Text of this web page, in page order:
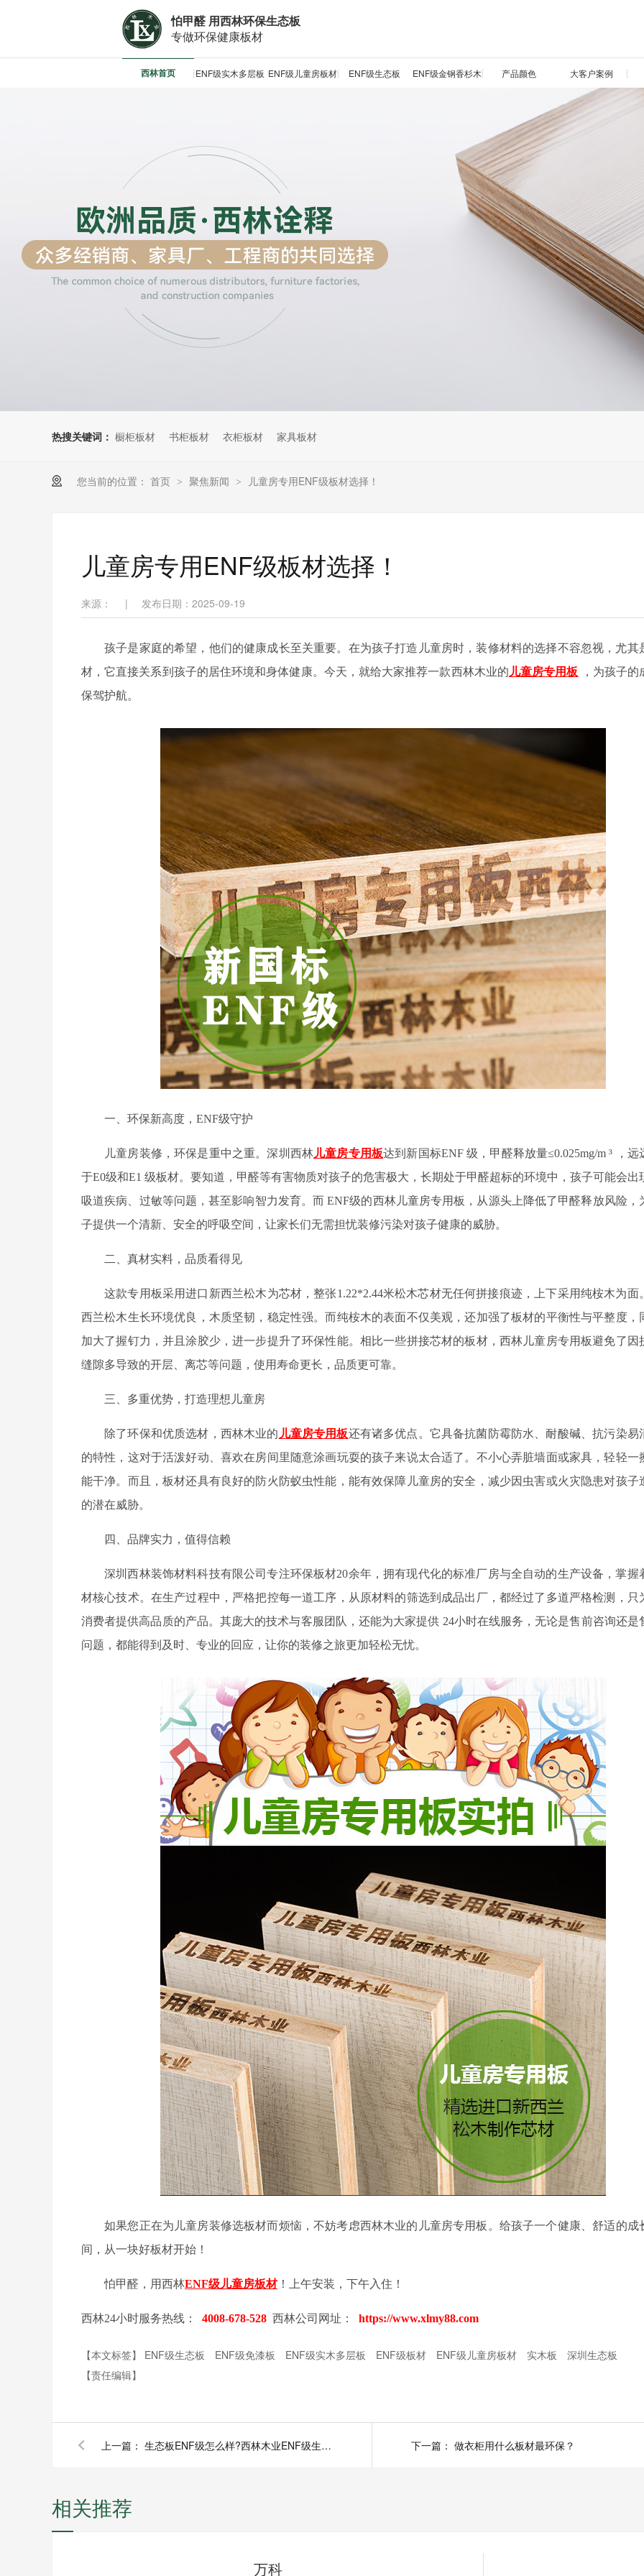
怕甲醛 用西林环保生态板
专做环保健康板材
西林首页 ENF级实木多层板 ENF级儿童房板材 ENF级生态板 ENF级金钢香杉木 产品颜色 大客户案例
热搜关键词： 橱柜板材 书柜板材 衣柜板材 家具板材
您当前的位置： 首页 > 聚焦新闻 > 儿童房专用ENF级板材选择！
儿童房专用ENF级板材选择！
来源： | 发布日期：2025-09-19
孩子是家庭的希望，他们的健康成长至关重要。在为孩子打造儿童房时，装修材料的选择不容忽视，尤其
材，它直接关系到孩子的居住环境和身体健康。今天，就给大家推荐一款西林木业的 儿童房专用板
，为孩子的
保驾护航。
一、 环保新高度， ENF级守护
儿童房装修，环保是重中之重。深圳西林儿童房专用板达到新国标ENF 级，甲醛释放量≤0.025mg/m ³ ，远
于E0级和E1 级板材。要知道，甲醛等有害物质对孩子的危害极大，长期处于甲醛超标的环境中，孩子可能会出
吸道疾病、过敏等问题，甚至影响智力发育。而 ENF级的西林儿童房专用板，从源头上降低了甲醛释放风险，
子提供一个清新、安全的呼吸空间，让家长们无需担忧装修污染对孩子健康的威胁。
二、真材实料，品质看得见
这款专用板采用进口新西兰松木为芯材，整张1.22*2.44米松木芯材无任何拼接痕迹，上下采用纯桉木为面
西兰松木生长环境优良，木质坚韧，稳定性强。而纯桉木的表面不仅美观，还加强了板材的平衡性与平整度，
加大了握钉力，并且涂胶少，进一步提升了环保性能。相比一些拼接芯材的板材，西林儿童房专用板避免了因
缝隙多导致的开层、离芯等问题，使用寿命更长，品质更可靠。
三、多重优势，打造理想儿童房
除了环保和优质选材，西林木业的 儿童房专用板还有诸多优点。它具备抗菌防霉防水、耐酸碱、抗污染易
的特性，这对于活泼好动、喜欢在房间里随意涂画玩耍的孩子来说太合适了。不小心弄脏墙面或家具，轻轻一
能干净。而且，板材还具有良好的防火防蚁虫性能，能有效保障儿童房的安全，减少因虫害或火灾隐患对孩子
的潜在威胁。
四、品牌实力，值得信赖
深圳西林装饰材料科技有限公司专注环保板材20余年，拥有现代化的标准厂房与全自动的生产设备，掌握
材核心技术。在生产过程中，严格把控每一道工序，从原材料的筛选到成品出厂，都经过了多道严格检测，只
消费者提供高品质的产品。其庞大的技术与客服团队，还能为大家提供 24小时在线服务，无论是售前咨询还是
问题，都能得到及时、专业的回应，让你的装修之旅更加轻松无忧。
如果您正在为儿童房装修选板材而烦恼，不妨考虑西林木业的儿童房专用板。给孩子一个健康、舒适的成
间，从一块好板材开始！
怕甲醛，用西林ENF级儿童房板材！上午安装，下午入住！
西林24小时服务热线： 4008-678-528 西林公司网址： https://www.xlmy88.com
【本文标签】 ENF级生态板 ENF级免漆板 ENF级实木多层板 ENF级板材 ENF级儿童房板材 实木板
深圳生态板
【责任编辑】
上一篇： 生态板ENF级怎么样?西林木业ENF级生态板好吗？ 下一篇： 做衣柜用什么板材最环保？
相关推荐
万科